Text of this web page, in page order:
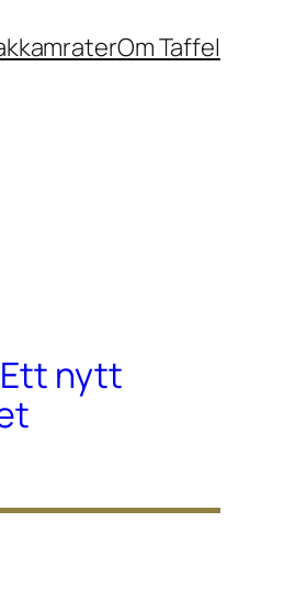
Om Taffel
nytt